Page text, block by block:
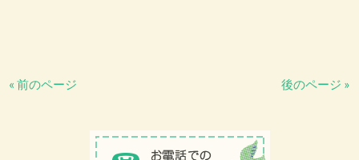
« 前のページ 後のページ »